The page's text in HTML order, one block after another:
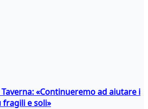
«Continueremo ad aiutare i
fragili e soli»